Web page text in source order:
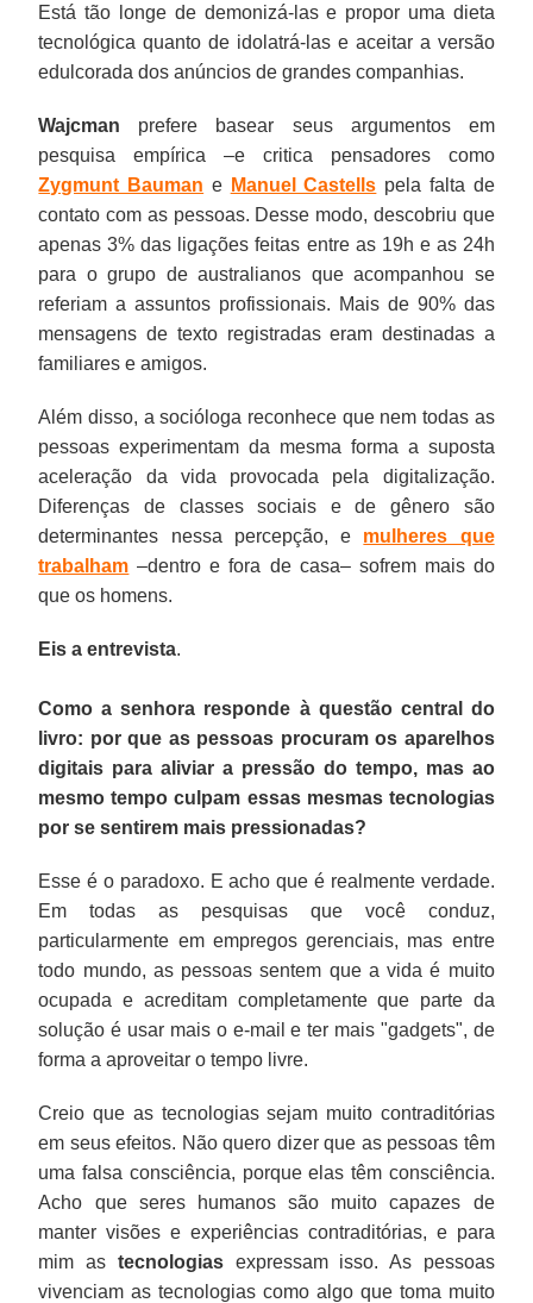
Está tão longe de demonizá-las e propor uma dieta
tecnológica quanto de idolatrá-las e aceitar a versão
edulcorada dos anúncios de grandes companhias.
Wajcman prefere basear seus argumentos em
pesquisa empírica –e critica pensadores como
Zygmunt Bauman e Manuel Castells pela falta de
contato com as pessoas. Desse modo, descobriu que
apenas 3% das ligações feitas entre as 19h e as 24h
para o grupo de australianos que acompanhou se
referiam a assuntos profissionais. Mais de 90% das
mensagens de texto registradas eram destinadas a
familiares e amigos.
Além disso, a socióloga reconhece que nem todas as
pessoas experimentam da mesma forma a suposta
aceleração da vida provocada pela digitalização.
Diferenças de classes sociais e de gênero são
determinantes nessa percepção, e mulheres que
trabalham –dentro e fora de casa– sofrem mais do
que os homens.
Eis a entrevista.
Como a senhora responde à questão central do
livro: por que as pessoas procuram os aparelhos
digitais para aliviar a pressão do tempo, mas ao
mesmo tempo culpam essas mesmas tecnologias
por se sentirem mais pressionadas?
Esse é o paradoxo. E acho que é realmente verdade.
Em todas as pesquisas que você conduz,
particularmente em empregos gerenciais, mas entre
todo mundo, as pessoas sentem que a vida é muito
ocupada e acreditam completamente que parte da
solução é usar mais o e-mail e ter mais "gadgets", de
forma a aproveitar o tempo livre.
Creio que as tecnologias sejam muito contraditórias
em seus efeitos. Não quero dizer que as pessoas têm
uma falsa consciência, porque elas têm consciência.
Acho que seres humanos são muito capazes de
manter visões e experiências contraditórias, e para
mim as tecnologiasexpressam isso. As pessoas
vivenciam as tecnologias como algo que toma muito